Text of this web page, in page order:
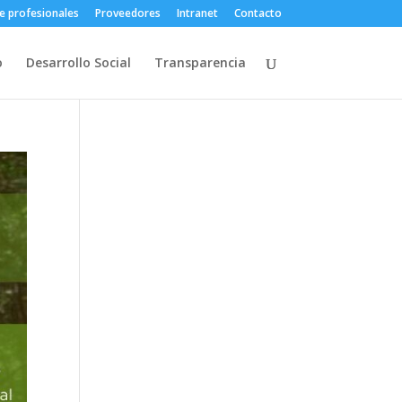
profesionales Proveedores Intranet Contacto
Desarrollo Social Transparencia